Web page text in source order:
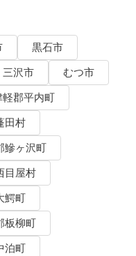
黒石市
三沢市
むつ市
軽郡平内町
田村
鰺ヶ沢町
目屋村
鰐町
板柳町
泊町